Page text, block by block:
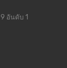
อันดับ 1